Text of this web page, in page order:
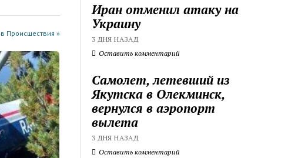
Проиcшествия »
Иран отменил атаку на
Украину
3 ДНЯ НАЗАД
Оставить комментарий
Самолет, летевший из
Якутска в Олекминск,
вернулся в аэропорт
вылета
3 ДНЯ НАЗАД
Оставить комментарий